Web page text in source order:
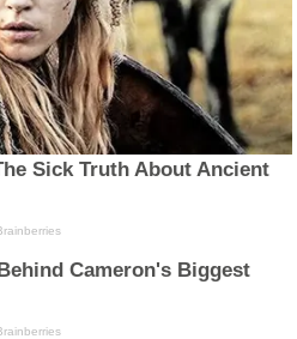
Sick Truth About Ancient
Cameron's Biggest